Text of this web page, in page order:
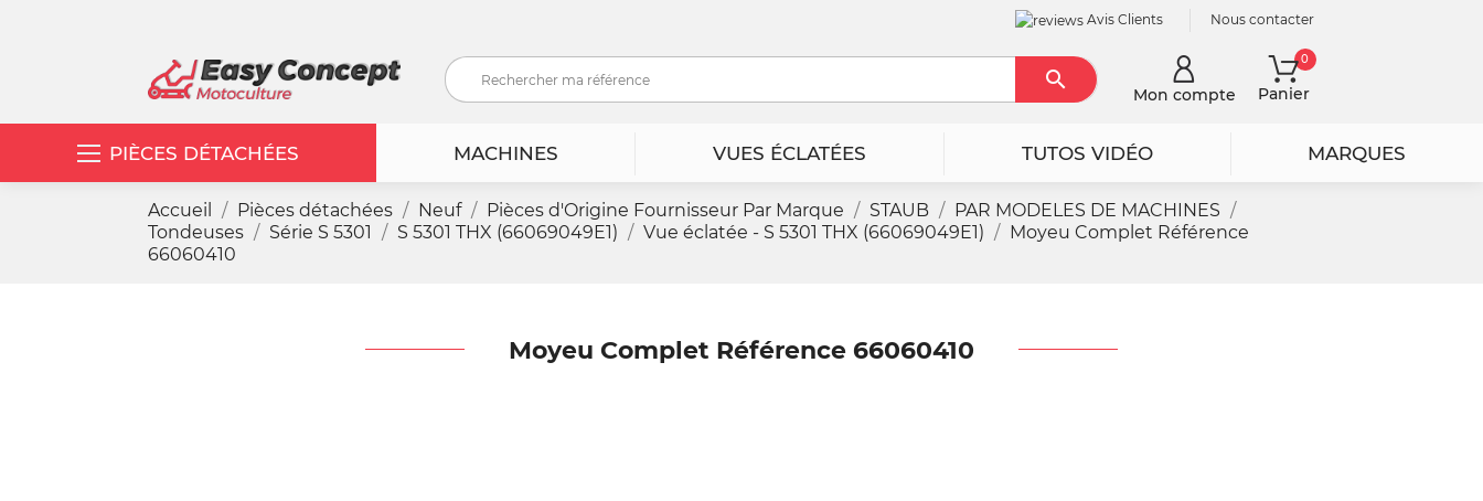
Avis Clients Nous contacter
RechercherMon compte Panier
0
PIÈCES DÉTACHÉES MACHINES VUES ÉCLATÉES TUTOS VIDÉO MARQUES
Accueil Pièces détachées Neuf Pièces d'Origine Fournisseur Par Marque STAUB
PAR MODELES DE MACHINES
Tondeuses
Série S 5301 S 5301 THX (66069049E1) Vue éclatée - S 5301 THX (66069049E1)
Moyeu Complet Référence
66060410
Moyeu Complet Référence 66060410